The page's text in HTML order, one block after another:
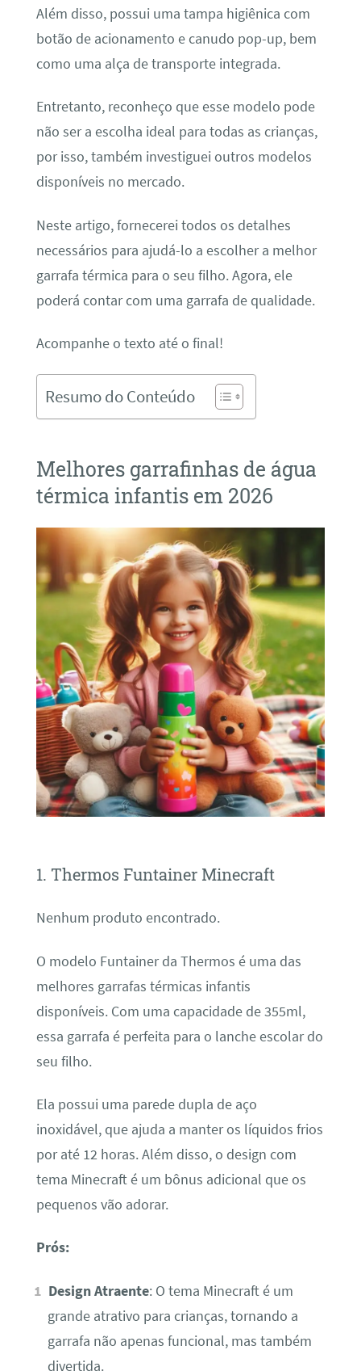
Além disso, possui uma tampa higiênica com
botão de acionamento e canudo pop-up, bem
como uma alça de transporte integrada.
Entretanto, reconheço que esse modelo pode
não ser a escolha ideal para todas as crianças,
por isso, também investiguei outros modelos
disponíveis no mercado.
Neste artigo, fornecerei todos os detalhes
necessários para ajudá-lo a escolher a melhor
garrafa térmica para o seu filho. Agora, ele
poderá contar com uma garrafa de qualidade.
Acompanhe o texto até o final!
Resumo do Conteúdo
Melhores garrafinhas de água
térmica infantis em 2026
1. Thermos Funtainer Minecraft
Nenhum produto encontrado.
O modelo Funtainer da Thermos é uma das
melhores garrafas térmicas infantis
disponíveis. Com uma capacidade de 355ml,
essa garrafa é perfeita para o lanche escolar do
seu filho.
Ela possui uma parede dupla de aço
inoxidável, que ajuda a manter os líquidos frios
por até 12 horas. Além disso, o design com
tema Minecraft é um bônus adicional que os
pequenos vão adorar.
Prós:
Design Atraente: O tema Minecraft é um
grande atrativo para crianças, tornando a
garrafa não apenas funcional, mas também
divertida.